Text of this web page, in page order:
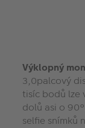
Výklopný
3,0palcový
tisíc bodů lze
dolů asi o
selfie snímků